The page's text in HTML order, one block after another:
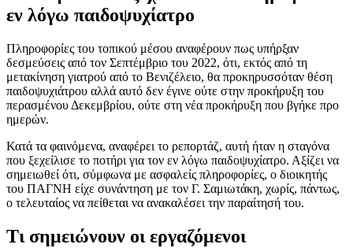
εν λόγω παιδοψυχίατρο
Πληροφορίες του τοπικού μέσου αναφέρουν πως υπήρξαν
δεσμεύσεις από τον Σεπτέμβριο του 2022, ότι, εκτός από τη
μετακίνηση γιατρού από το Βενιζέλειο, θα προκηρυσσόταν θέση
παιδοψυχιάτρου αλλά αυτό δεν έγινε ούτε στην προκήρυξη του
περασμένου Δεκεμβρίου, ούτε στη νέα προκήρυξη που βγήκε προ
ημερών.
Κατά τα φαινόμενα, αναφέρει το ρεπορτάζ, αυτή ήταν η σταγόνα
που ξεχείλισε το ποτήρι για τον εν λόγω παιδοψυχίατρο. Αξίζει να
σημειωθεί ότι, σύμφωνα με ασφαλείς πληροφορίες, ο διοικητής
του ΠΑΓΝΗ είχε συνάντηση με τον Γ. Σαμιωτάκη, χωρίς, πάντως,
ο τελευταίος να πείθεται να ανακαλέσει την παραίτησή του.
Τι σημειώνουν οι εργαζόμενοι